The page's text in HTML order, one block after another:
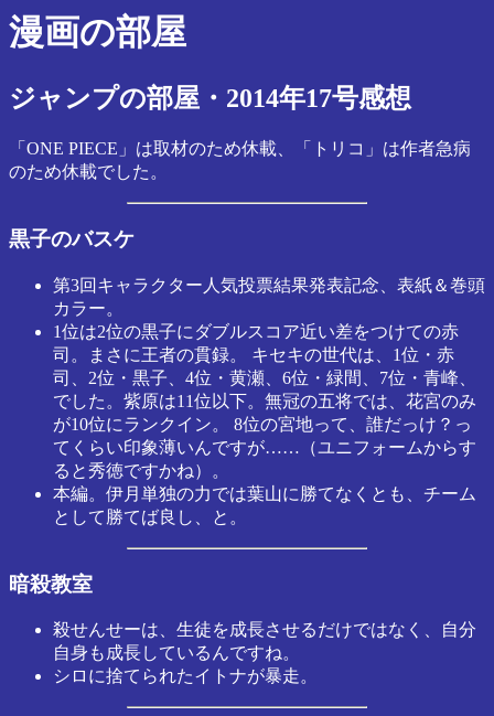
漫画の部屋
ジャンプの部屋・2014年17号感想
「ONE PIECE」は取材のため休載、「トリコ」は作者急病
のため休載でした。
黒子のバスケ
第3回キャラクター人気投票結果発表記念、表紙＆巻頭
カラー。
1位は2位の黒子にダブルスコア近い差をつけての赤
司。まさに王者の貫録。 キセキの世代は、1位・赤
司、2位・黒子、4位・黄瀬、6位・緑間、7位・青峰、
でした。紫原は11位以下。無冠の五将では、花宮のみ
が10位にランクイン。 8位の宮地って、誰だっけ？っ
てくらい印象薄いんですが……（ユニフォームからす
ると秀徳ですかね）。
本編。伊月単独の力では葉山に勝てなくとも、チーム
として勝てば良し、と。
暗殺教室
殺せんせーは、生徒を成長させるだけではなく、自分
自身も成長しているんですね。
シロに捨てられたイトナが暴走。